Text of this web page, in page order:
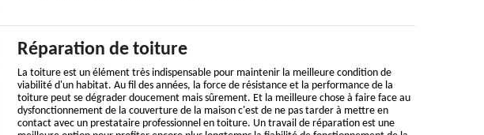
Réparation de toiture
La toiture est un élément très indispensable pour maintenir la meilleure condition de
viabilité d'un habitat. Au fil des années, la force de résistance et la performance de la
toiture peut se dégrader doucement mais sûrement. Et la meilleure chose à faire face au
dysfonctionnement de la couverture de la maison c'est de ne pas tarder à mettre en
contact avec un prestataire professionnel en toiture. Un travail de réparation est une